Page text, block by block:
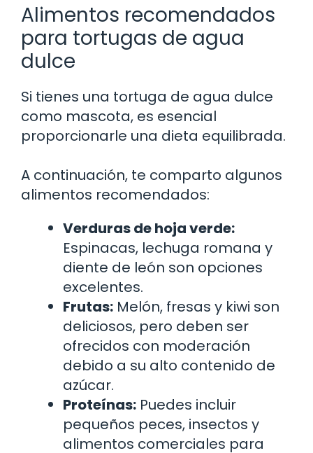
Alimentos recomendados
para tortugas de agua
dulce
Si tienes una tortuga de agua dulce
como mascota, es esencial
proporcionarle una dieta equilibrada.
A continuación, te comparto algunos
alimentos recomendados:
Verduras de hoja verde:
Espinacas, lechuga romana y
diente de león son opciones
excelentes.
Frutas: Melón, fresas y kiwi son
deliciosos, pero deben ser
ofrecidos con moderación
debido a su alto contenido de
azúcar.
Proteínas: Puedes incluir
pequeños peces, insectos y
alimentos comerciales para